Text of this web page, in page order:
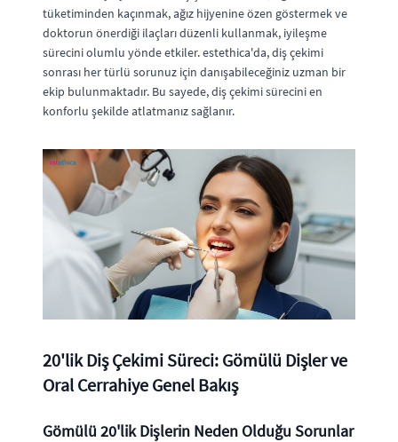
tüketiminden kaçınmak, ağız hijyenine özen göstermek ve
doktorun önerdiği ilaçları düzenli kullanmak, iyileşme
sürecini olumlu yönde etkiler. estethica'da, diş çekimi
sonrası her türlü sorunuz için danışabileceğiniz uzman bir
ekip bulunmaktadır. Bu sayede, diş çekimi sürecini en
konforlu şekilde atlatmanız sağlanır.
20'lik Diş Çekimi Süreci: Gömülü Dişler ve
Oral Cerrahiye Genel Bakış
Gömülü 20'lik Dişlerin Neden Olduğu Sorunlar